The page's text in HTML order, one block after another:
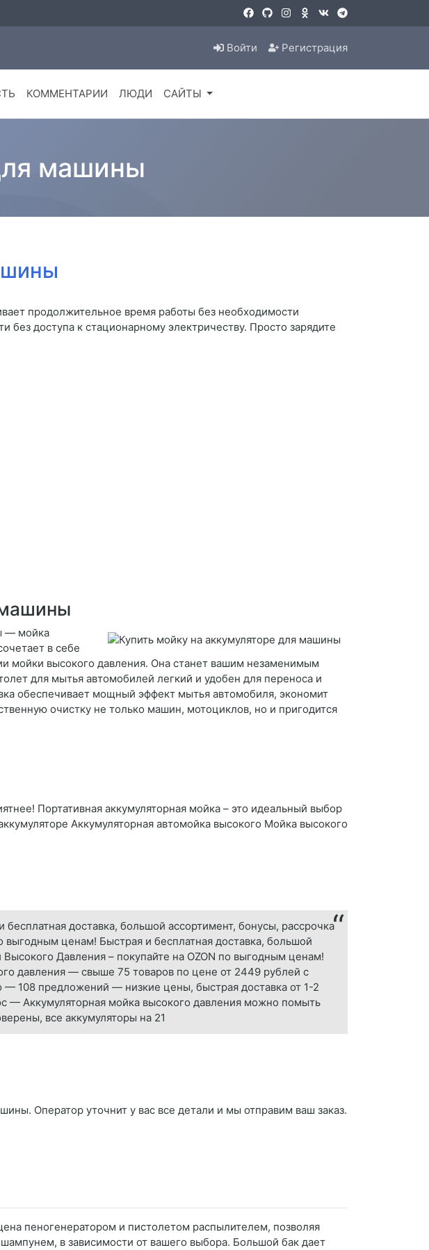
Войти Регистрация
КОММЕНТАРИИ ЛЮДИ САЙТЫ
машины
продолжительное время работы без необходимости
доступа к стационарному электричеству. Просто зарядите
— мойка
в себе
мойки высокого давления. Она станет вашим незаменимым
для мытья автомобилей легкий и удобен для переноса и
обеспечивает мощный эффект мытья автомобиля, экономит
очистку не только машин, мотоциклов, но и пригодится
Портативная аккумуляторная мойка – это идеальный выбор
Аккумуляторная автомойка высокого Мойка высокого
доставка, большой ассортимент, бонусы, рассрочка
ценам! Быстрая и бесплатная доставка, большой
Давления – покупайте на OZON по выгодным ценам!
давления — свыше 75 товаров по цене от 2449 рублей с
— 108 предложений — низкие цены, быстрая доставка от 1-2
— Аккумуляторная мойка высокого давления можно помыть
все аккумуляторы на 21
Оператор уточнит у вас все детали и мы отправим ваш заказ.
пеногенератором и пистолетом распылителем, позволяя
в зависимости от вашего выбора. Большой бак дает